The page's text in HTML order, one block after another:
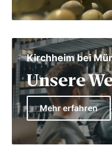
Kirchheim bei
Unsere
Mehr erfahren